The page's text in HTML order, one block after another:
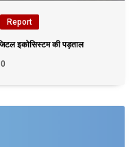
Report
इकोसिस्टम की पड़ताल
0